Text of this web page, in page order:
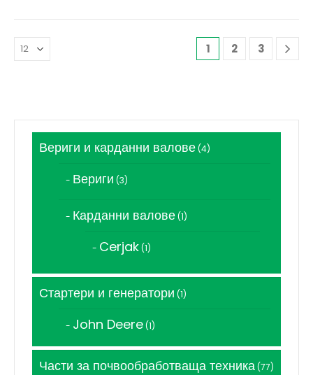
1 2 3
Вериги и карданни валове 44
Вериги 33
Карданни валове 11
Cerjak 11
Стартери и генератори 11
John Deere 11
Части за почвообработваща техника 7777